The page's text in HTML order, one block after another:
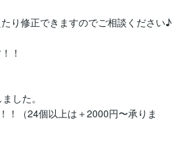
り修正できますのでご相談ください♪
！
した。
！（24個以上は＋2000円〜承りま